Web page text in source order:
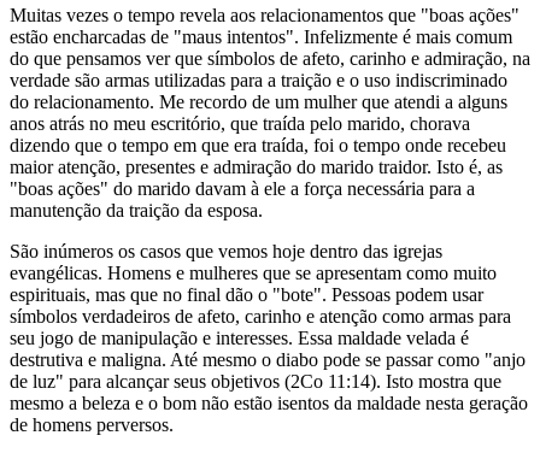
Muitas vezes o tempo revela aos relacionamentos que "boas ações"
estão encharcadas de "maus intentos". Infelizmente é mais comum
do que pensamos ver que símbolos de afeto, carinho e admiração, na
verdade são armas utilizadas para a traição e o uso indiscriminado
do relacionamento. Me recordo de um mulher que atendi a alguns
anos atrás no meu escritório, que traída pelo marido, chorava
dizendo que o tempo em que era traída, foi o tempo onde recebeu
maior atenção, presentes e admiração do marido traidor. Isto é, as
"boas ações" do marido davam à ele a força necessária para a
manutenção da traição da esposa.
São inúmeros os casos que vemos hoje dentro das igrejas
evangélicas. Homens e mulheres que se apresentam como muito
espirituais, mas que no final dão o "bote". Pessoas podem usar
símbolos verdadeiros de afeto, carinho e atenção como armas para
seu jogo de manipulação e interesses. Essa maldade velada é
destrutiva e maligna. Até mesmo o diabo pode se passar como "anjo
de luz" para alcançar seus objetivos (2Co 11:14). Isto mostra que
mesmo a beleza e o bom não estão isentos da maldade nesta geração
de homens perversos.